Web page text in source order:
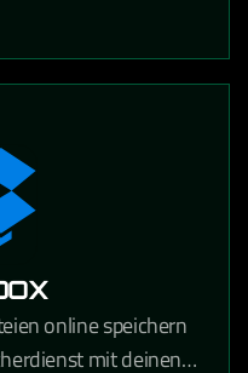
Ideen entwickeln,
online speichern
mit deinen